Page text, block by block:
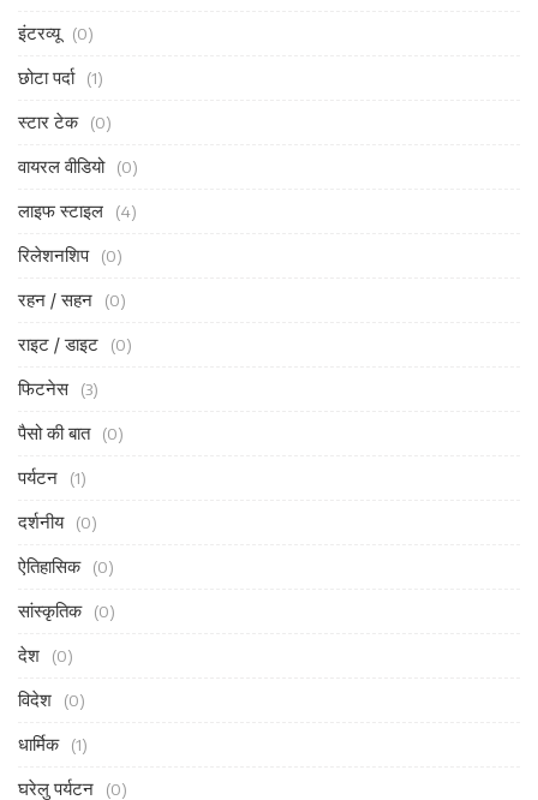
इंटरव्यू (0)
छोटा पर्दा (1)
स्टार टेक (0)
वायरल वीडियो (0)
लाइफ स्टाइल (4)
रिलेशनशिप (0)
रहन / सहन (0)
राइट / डाइट (0)
फिटनेस (3)
पैसो की बात (0)
पर्यटन (1)
दर्शनीय (0)
ऐतिहासिक (0)
सांस्कृतिक (0)
देश (0)
विदेश (0)
धार्मिक (1)
घरेलु पर्यटन (0)